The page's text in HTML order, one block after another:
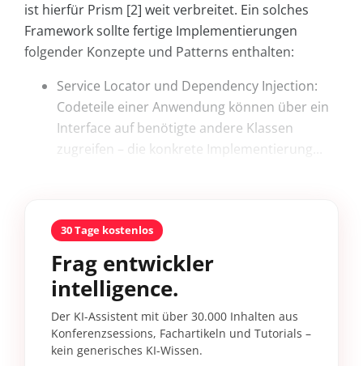
ist hierfür Prism [2] weit verbreitet. Ein solches
Framework sollte fertige Implementierungen
folgender Konzepte und Patterns enthalten:
Service Locator und Dependency Injection:
Codeteile einer Anwendung können über ein
Interface auf benötigte andere Klassen
zugreifen – die konkrete Implementierung...
30 Tage kostenlos
Frag entwickler
intelligence.
Der KI-Assistent mit über 30.000 Inhalten aus
Konferenzsessions, Fachartikeln und Tutorials –
kein generisches KI-Wissen.